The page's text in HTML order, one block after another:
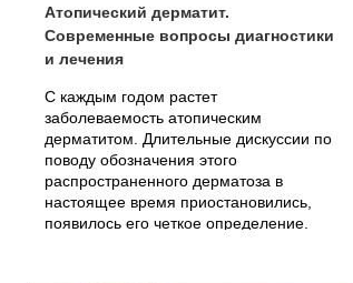
Атопический дерматит.
Современные вопросы диагностики
и лечения
С каждым годом растет
заболеваемость атопическим
дерматитом. Длительные дискуссии по
поводу обозначения этого
распространенного дерматоза в
настоящее время приостановились,
появилось его четкое определение.